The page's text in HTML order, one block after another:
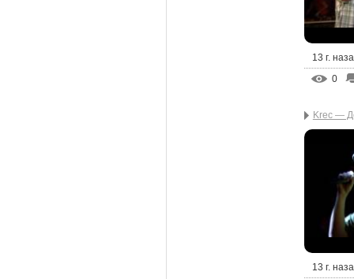
13 г.
0
Krec —
13 г.